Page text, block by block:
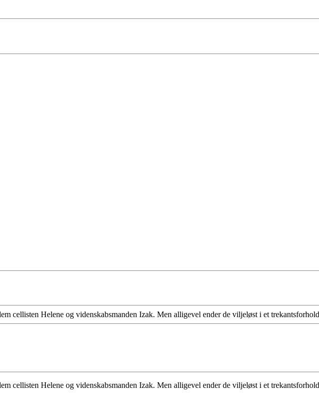
cellisten Helene og videnskabsmanden Izak. Men alligevel ender de viljeløst i et
cellisten Helene og videnskabsmanden Izak. Men alligevel ender de viljeløst i et